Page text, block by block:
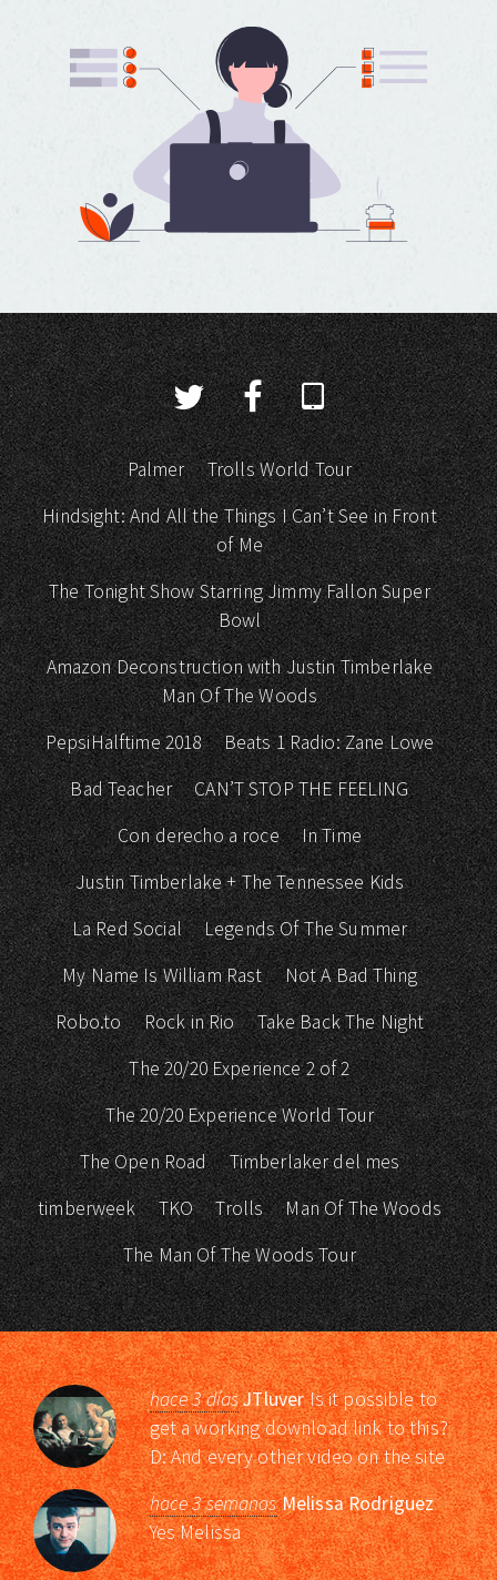
Palmer
Trolls World Tour
Hindsight: And All the Things I Can’t See in Front
of Me
The Tonight Show Starring Jimmy Fallon Super
Bowl
Amazon Deconstruction with Justin Timberlake
Man Of The Woods
PepsiHalftime 2018
Beats 1 Radio: Zane Lowe
Bad Teacher
CAN’T STOP THE FEELING
Con derecho a roce
In Time
Justin Timberlake + The Tennessee Kids
La Red Social
Legends Of The Summer
My Name Is William Rast
Not A Bad Thing
Robo.to
Rock in Rio
Take Back The Night
The 20/20 Experience 2 of 2
The 20/20 Experience World Tour
The Open Road
Timberlaker del mes
timberweek
TKO Trolls
Man Of The Woods
The Man Of The Woods Tour
hace 3 díasJTluverIs it possible to
get a working download link to this?
D: And every other video on the site
hace 3 semanasMelissa Rodriguez
Yes Melissa